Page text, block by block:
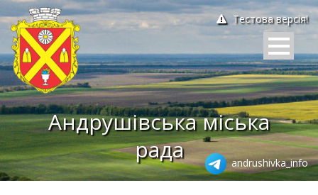
Тестова версія!
Андрушівська міська
рада
andrushivka_info